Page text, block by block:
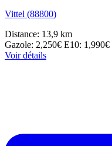
Vittel (88800)
Distance: 13,9 km
Gazole: 2,250€ E10: 1,990€
Voir détails